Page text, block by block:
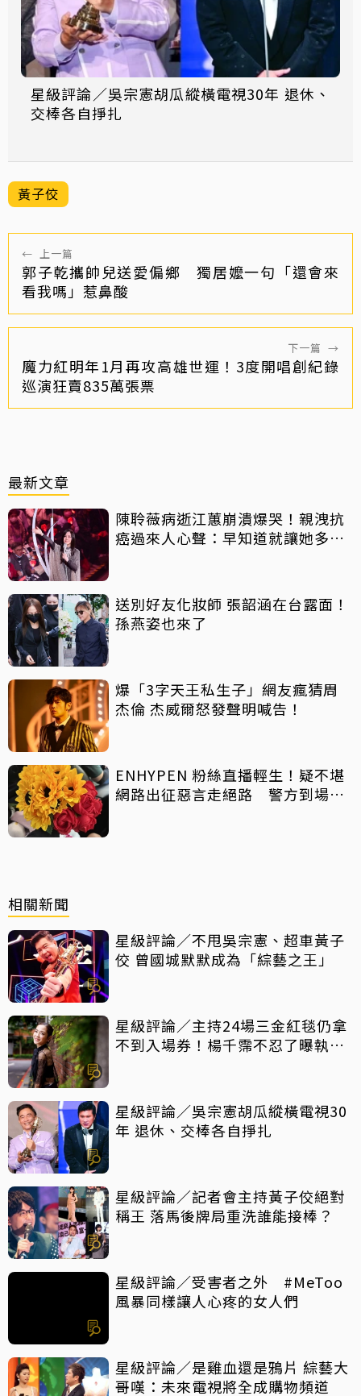
星級評論／吳宗憲胡瓜縱橫電視30年 退休、
交棒各自掙扎
黃子佼
← 上一篇
郭子乾攜帥兒送愛偏鄉 獨居嬤一句「還會來
看我嗎」惹鼻酸
下一篇 →
魔力紅明年1月再攻高雄世運！3度開唱創紀錄
巡演狂賣835萬張票
最新文章
陳聆薇病逝江蕙崩潰爆哭！親洩抗
癌過來人心聲：早知道就讓她多化
送別好友化妝師 張韶涵在台露面！
孫燕姿也來了
爆「3字天王私生子」網友瘋猜周
杰倫 杰威爾怒發聲明喊告！
ENHYPEN 粉絲直播輕生！疑不堪
網路出征惡言走絕路 警方到場已
相關新聞
星級評論／不甩吳宗憲、超車黃子
佼 曾國城默默成為「綜藝之王」
星級評論／主持24場三金紅毯仍拿
不到入場券！楊千霈不忍了曝執委
星級評論／吳宗憲胡瓜縱橫電視30
年 退休、交棒各自掙扎
星級評論／記者會主持黃子佼絕對
稱王 落馬後牌局重洗誰能接棒？
星級評論／受害者之外 #MeToo
風暴同樣讓人心疼的女人們
星級評論／是雞血還是鴉片 綜藝大
哥嘆：未來電視將全成購物頻道